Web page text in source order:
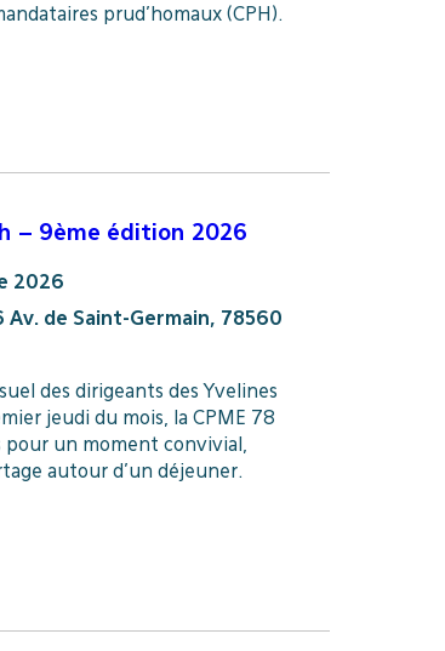
prud’homaux (CPH).
– 9ème édition 2026
2026
Av. de Saint-Germain, 78560
des dirigeants des Yvelines
jeudi du mois, la CPME 78
un moment convivial,
autour d’un déjeuner.